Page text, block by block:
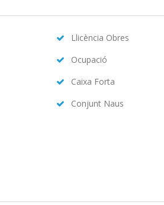
Llicència Obres
Ocupació
Caixa Forta
Conjunt Naus